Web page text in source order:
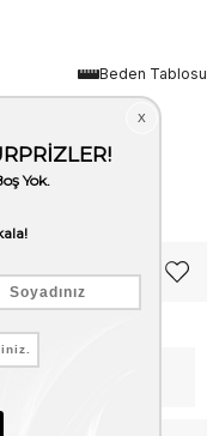
Beden Tablosu